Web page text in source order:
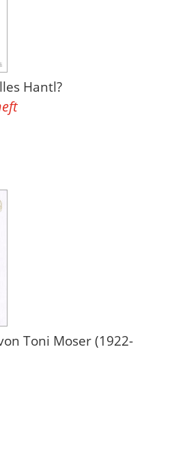
Hantl?
Toni Moser (1922-